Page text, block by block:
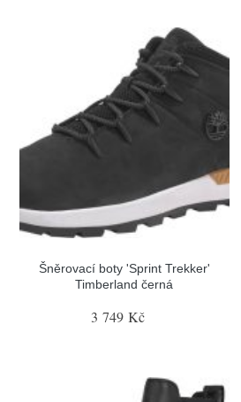
Šněrovací boty 'Sprint Trekker'
Timberland černá
3 749 Kč